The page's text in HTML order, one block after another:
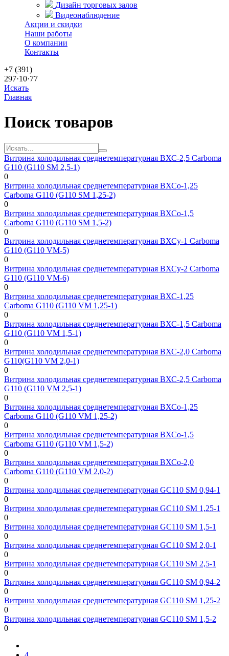
Дизайн торговых залов
Видеонаблюдение
Акции и скидки
Наши работы
О компании
Контакты
+7 (391)
297·10·77
Искать
Главная
Поиск товаров
Витрина холодильная среднетемпературная ВХС-2,5 Сarboma
G110 (G110 SM 2,5-1)
0
Витрина холодильная среднетемпературная ВХСо-1,25
Сarboma G110 (G110 SM 1,25-2)
0
Витрина холодильная среднетемпературная ВХСо-1,5
Сarboma G110 (G110 SM 1,5-2)
0
Витрина холодильная среднетемпературная ВХСу-1 Carboma
G110 (G110 VM-5)
0
Витрина холодильная среднетемпературная ВХСу-2 Carboma
G110 (G110 VM-6)
0
Витрина холодильная среднетемпературная ВХС-1,25
Сarboma G110 (G110 VM 1,25-1)
0
Витрина холодильная среднетемпературная ВХС-1,5 Сarboma
G110 (G110 VM 1,5-1)
0
Витрина холодильная среднетемпературная ВХС-2,0 Сarboma
G110(G110 VM 2,0-1)
0
Витрина холодильная среднетемпературная ВХС-2,5 Сarboma
G110 (G110 VM 2,5-1)
0
Витрина холодильная среднетемпературная ВХСо-1,25
Сarboma G110 (G110 VM 1,25-2)
0
Витрина холодильная среднетемпературная ВХСо-1,5
Сarboma G110 (G110 VM 1,5-2)
0
Витрина холодильная среднетемпературная ВХСо-2,0
Сarboma G110 (G110 VM 2,0-2)
0
Витрина холодильная среднетемпературная GC110 SM 0,94-1
0
Витрина холодильная среднетемпературная GC110 SM 1,25-1
0
Витрина холодильная среднетемпературная GC110 SM 1,5-1
0
Витрина холодильная среднетемпературная GC110 SM 2,0-1
0
Витрина холодильная среднетемпературная GC110 SM 2,5-1
0
Витрина холодильная среднетемпературная GC110 SM 0,94-2
0
Витрина холодильная среднетемпературная GC110 SM 1,25-2
0
Витрина холодильная среднетемпературная GC110 SM 1,5-2
0